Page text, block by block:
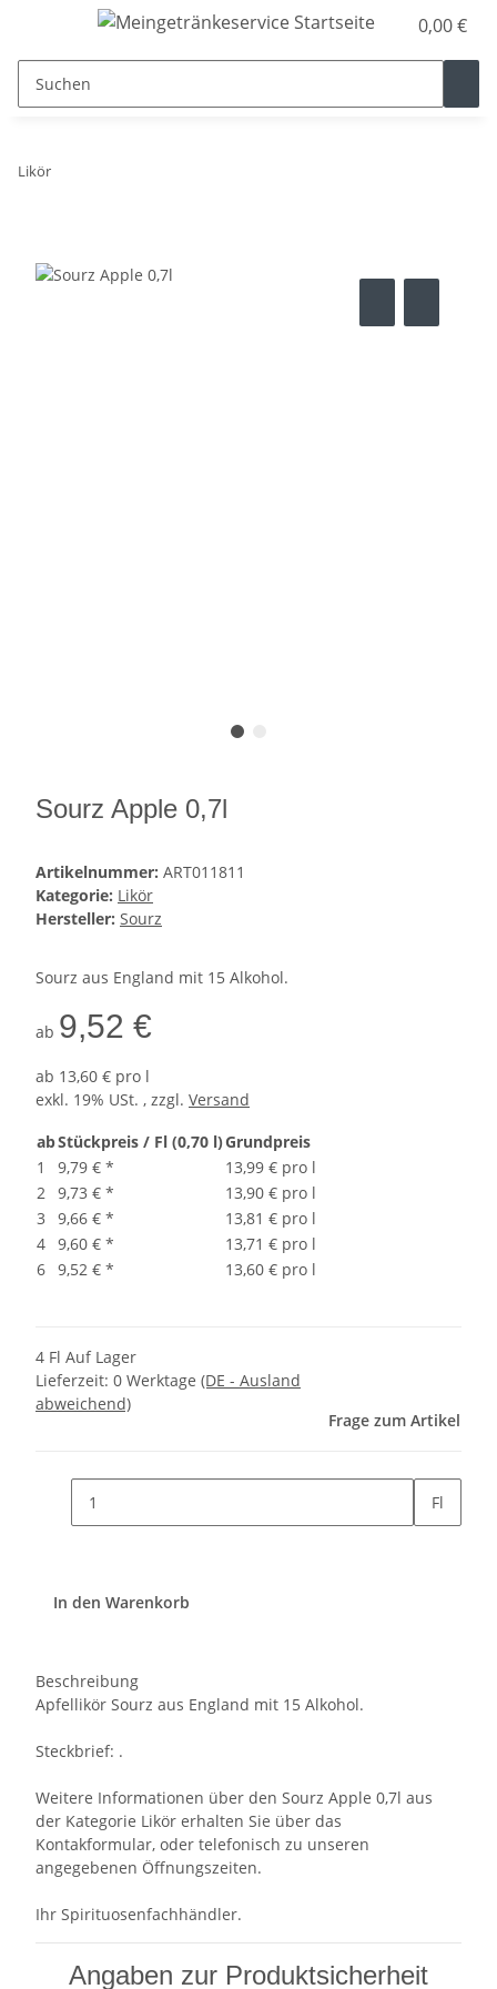
0,00 €
Likör
Sourz Apple 0,7l
Artikelnummer: ART011811
Kategorie: Likör
Hersteller: Sourz
Sourz aus England mit 15 Alkohol.
ab 9,52 €
ab 13,60 € pro l
exkl. 19% USt. , zzgl. Versand
abStückpreis / Fl (0,70 l)Grundpreis
1
9,79 € *
13,99 € pro l
2 9,73 € *
13,90 € pro l
3
9,66 € *
13,81 € pro l
4 9,60 € *
13,71 € pro l
6 9,52 € * 13,60 € pro l
4 Fl Auf Lager
Lieferzeit: 0 Werktage (DE - Ausland
abweichend)
Frage zum Artikel
Fl
In den Warenkorb
Beschreibung
Apfellikör Sourz aus England mit 15 Alkohol.
Steckbrief: .
Weitere Informationen über den Sourz Apple 0,7l aus
der Kategorie Likör erhalten Sie über das
Kontakformular, oder telefonisch zu unseren
angegebenen Öffnungszeiten.
Ihr Spirituosenfachhändler.
Angaben zur Produktsicherheit